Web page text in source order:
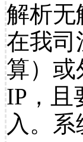
解析无
在我司
算）或
IP，且
入。